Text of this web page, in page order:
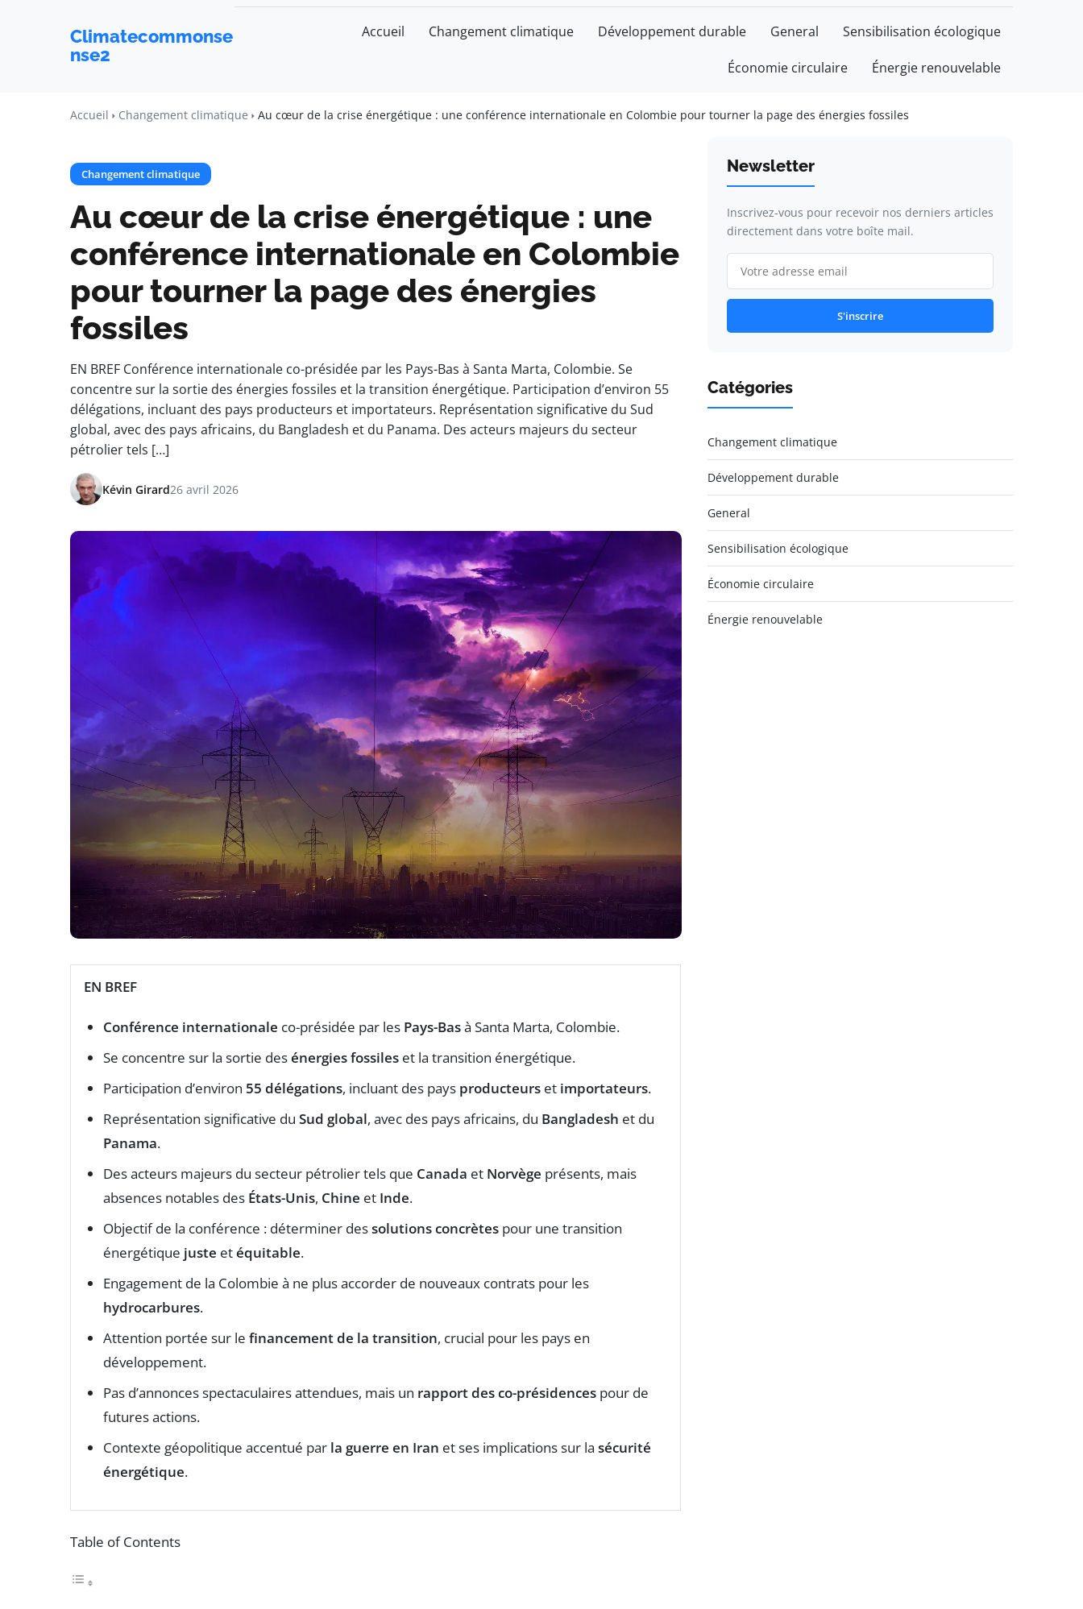
Climatecommonse
nse2
Accueil Changement climatique Développement durable General Sensibilisation écologique
Économie circulaire Énergie renouvelable
Accueil Changement climatique Au cœur de la crise énergétique : une conférence internationale en Colombie pour tourner la page des énergies fossiles
Changement climatique
Au cœur de la crise énergétique : une
conférence internationale en Colombie
pour tourner la page des énergies
fossiles
EN BREF Conférence internationale co-présidée par les Pays-Bas à Santa Marta, Colombie. Se
concentre sur la sortie des énergies fossiles et la transition énergétique. Participation d’environ 55
délégations, incluant des pays producteurs et importateurs. Représentation significative du Sud
global, avec des pays africains, du Bangladesh et du Panama. Des acteurs majeurs du secteur
pétrolier tels […]
Kévin Girard26 avril 2026
EN BREF
Conférence internationale co-présidée par les Pays-Basà Santa Marta, Colombie.
Se concentre sur la sortie desénergies fossiles et la transition énergétique.
Participation d’environ 55 délégations, incluant des pays producteurs et importateurs.
Représentation significative du Sud global, avec des pays africains, du Bangladesh et du
Panama.
Des acteurs majeurs du secteur pétrolier tels que Canada et Norvège présents, mais
absences notables des États-Unis, Chine et Inde.
Objectif de la conférence : déterminer dessolutions concrètes pour une transition
énergétique juste etéquitable.
Engagement de la Colombie à ne plus accorder de nouveaux contrats pour les
hydrocarbures.
Attention portée sur le financement de la transition, crucial pour les pays en
développement.
Pas d’annonces spectaculaires attendues, mais un rapport des co-présidences pour de
futures actions.
Contexte géopolitique accentué par la guerre en Iran et ses implications sur la sécurité
énergétique.
Table of Contents
Newsletter
Inscrivez-vous pour recevoir nos derniers articles
directement dans votre boîte mail.
S'inscrire
Catégories
Changement climatique
Développement durable
General
Sensibilisation écologique
Économie circulaire
Énergie renouvelable